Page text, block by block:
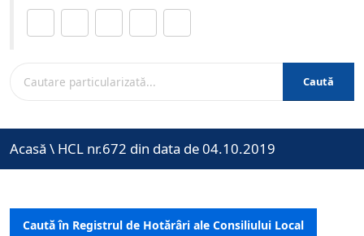
Caută
Acasă \ HCL nr.672 din data de 04.10.2019
Caută în Registrul de Hotărâri ale Consiliului Local